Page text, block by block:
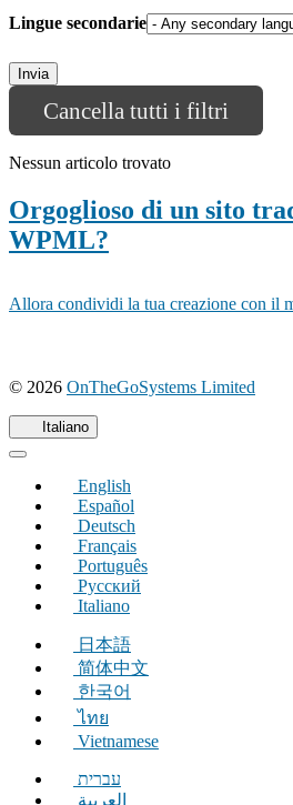
Lingue secondarie
Cancella tutti i filtri
Nessun articolo trovato
Orgoglioso di un sito
WPML?
Allora condividi la tua creazione con il
© 2026 OnTheGoSystems Limited
Italiano
English
Español
Deutsch
Français
Português
Русский
Italiano
日本語
简体中文
한국어
ไทย
Vietnamese
עברית
العربية